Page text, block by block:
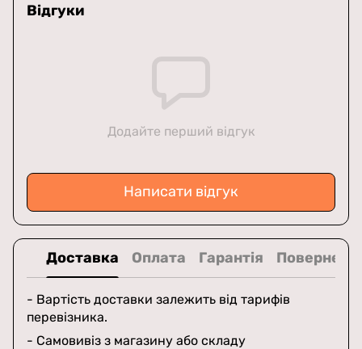
Відгуки
Додайте перший відгук
Написати відгук
Доставка Оплата Гарантія
- Вартість доставки залежить від тарифів
перевізника.
- Самовивіз з магазину або складу